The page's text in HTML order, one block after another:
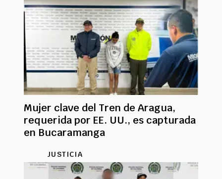
Mujer clave del Tren de Aragua,
requerida por EE. UU., es capturada
en Bucaramanga
JUSTICIA